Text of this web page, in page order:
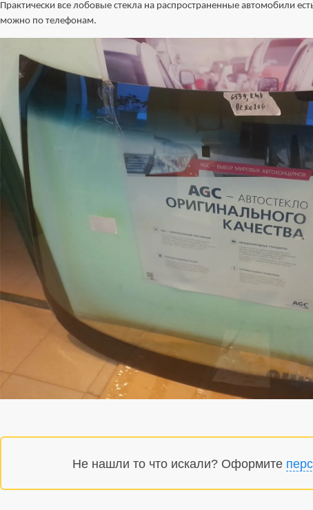
Практически все лобовые стекла на распространенные автомобили
можно по телефонам.
Не нашли то что искали? Оформите